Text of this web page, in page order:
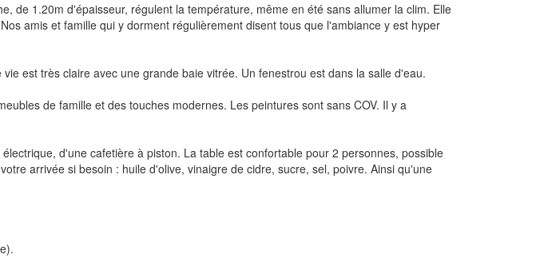
de 1.20m d'épaisseur, régulent la température, même en été sans allumer la clim. Elle
amis et famille qui y dorment régulièrement disent tous que l'ambiance y est hyper
est très claire avec une grande baie vitrée. Un fenestrou est dans la salle d'eau.
de famille et des touches modernes. Les peintures sont sans COV. Il y a
d'une cafetière à piston. La table est confortable pour 2 personnes, possible
arrivée si besoin : huile d'olive, vinaigre de cidre, sucre, sel, poivre. Ainsi qu'une